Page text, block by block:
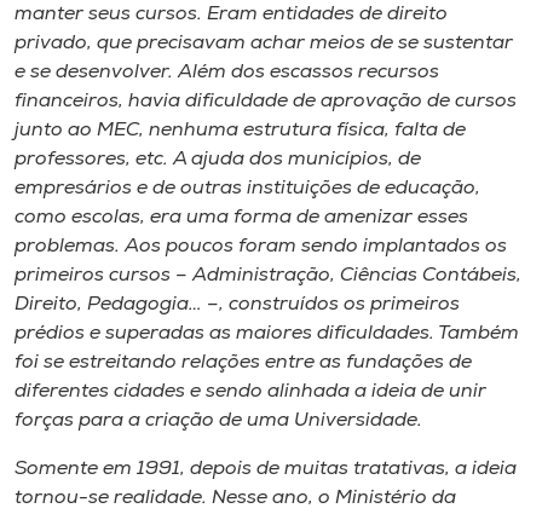
manter seus cursos. Eram entidades de direito
privado, que precisavam achar meios de se sustentar
e se desenvolver. Além dos escassos recursos
financeiros, havia dificuldade de aprovação de cursos
junto ao MEC, nenhuma estrutura física, falta de
professores, etc. A ajuda dos municípios, de
empresários e de outras instituições de educação,
como escolas, era uma forma de amenizar esses
problemas. Aos poucos foram sendo implantados os
primeiros cursos – Administração, Ciências Contábeis,
Direito, Pedagogia… –, construídos os primeiros
prédios e superadas as maiores dificuldades. Também
foi se estreitando relações entre as fundações de
diferentes cidades e sendo alinhada a ideia de unir
forças para a criação de uma Universidade.
Somente em 1991, depois de muitas tratativas, a ideia
tornou-se realidade. Nesse ano, o Ministério da